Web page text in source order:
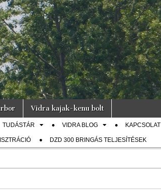
Vidra kajak-kenu bolt
TUDÁSTÁR VIDRA BLOG KAPCSOLAT
DZD 300 BRINGÁS TELJESÍTÉSEK